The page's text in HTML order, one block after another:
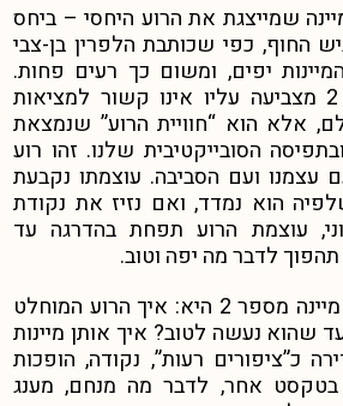
שמייצגת את הרוע היחסי – ביחס
החוף, כפי שכותבת הלפרין בן-צבי
יפים, ומשום כך רעים פחות.
הרוע שמיינה מספר 2 מצביעה עליו אינו קשור למציאות
אלא הוא “חוויית הרוע” שנמצאת
הסובייקטיבית שלנו. זהו רוע
עצמנו ועם הסביבה. עוצמתו נקבעת
הוא נמדד, ואם נזיז את נקודת
עוצמת הרוע תפחת בהדרגה עד
לדבר מה יפה וטוב.
שאלת השאלות של מיינה מספר 2 היא: איך הרוע המוחלט
שהוא נעשה לטוב? איך אותן מיינות
כ”ציפורים רעות”, נקודה, הופכות
אחר, לדבר מה מנחם, מענג